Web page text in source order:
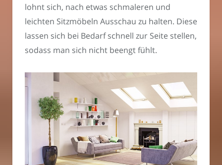
lohnt sich, nach etwas schmaleren und
leichten Sitzmöbeln Ausschau zu halten. Diese
lassen sich bei Bedarf schnell zur Seite stellen,
sodass man sich nicht beengt fühlt.